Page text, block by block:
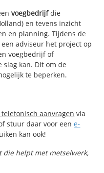
voegbedrijfdie
en tevens inzicht
en planning. Tijdens de
adviseur het project op
voegbedrijf of
kan. Dit om de
te beperken.
aanvragen via
stuur daar voor eene-
kan ook!
die helpt met metselwerk,